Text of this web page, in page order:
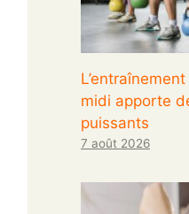
midi apporte
puissants
7 août 2026